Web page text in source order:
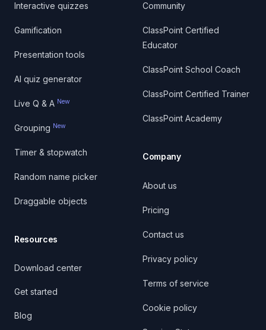
Interactive quizzes
Gamification
Presentation tools
AI quiz generator
Live Q & A New
Grouping New
Timer & stopwatch
Random name picker
Draggable objects
Resources
Download center
Get started
Blog
Community
ClassPoint Certified
Educator
ClassPoint School Coach
ClassPoint Certified Trainer
ClassPoint Academy
Company
About us
Pricing
Contact us
Privacy policy
Terms of service
Cookie policy